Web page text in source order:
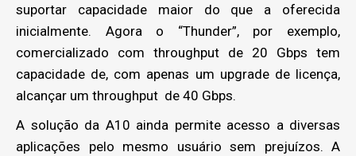
suportar capacidade maior do que a oferecida
inicialmente. Agora o “Thunder”, por exemplo,
comercializado com throughput de 20 Gbps tem
capacidade de, com apenas um upgrade de licença,
alcançar um throughput de 40 Gbps.
A solução da A10 ainda permite acesso a diversas
aplicações pelo mesmo usuário sem prejuízos. A